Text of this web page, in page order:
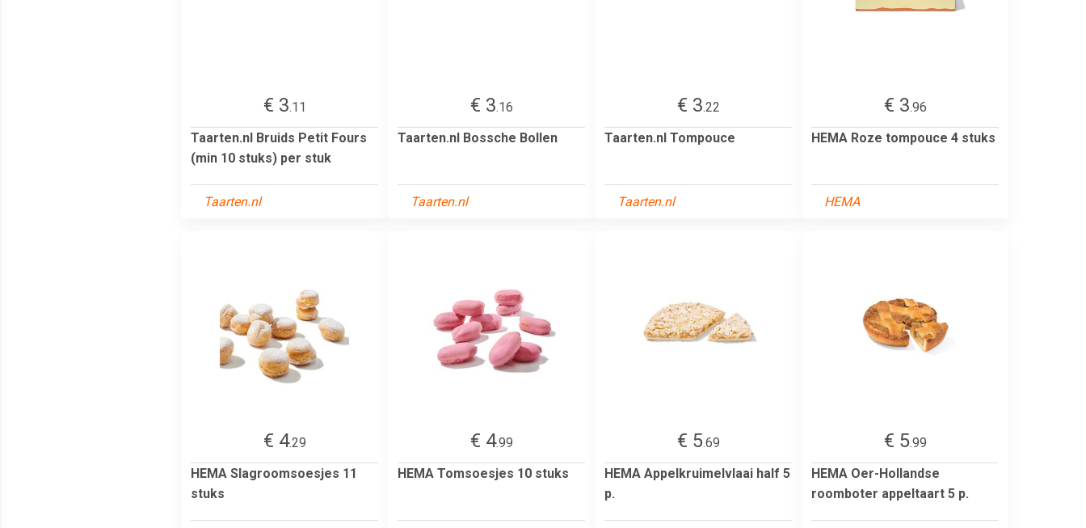
€ 3.11
Taarten.nl Bruids Petit Fours
(min 10 stuks) per stuk
Taarten.nl
€ 3.16
Taarten.nl Bossche Bollen
Taarten.nl
€ 3.22
Taarten.nl Tompouce
Taarten.nl
€ 3.96
HEMA Roze tompouce 4 stuks
HEMA
€ 4.29
HEMA Slagroomsoesjes 11
stuks
€ 4.99
HEMA Tomsoesjes 10 stuks
€ 5.69
HEMA Appelkruimelvlaai half 5
p.
€ 5.99
HEMA Oer-Hollandse
roomboter appeltaart 5 p.